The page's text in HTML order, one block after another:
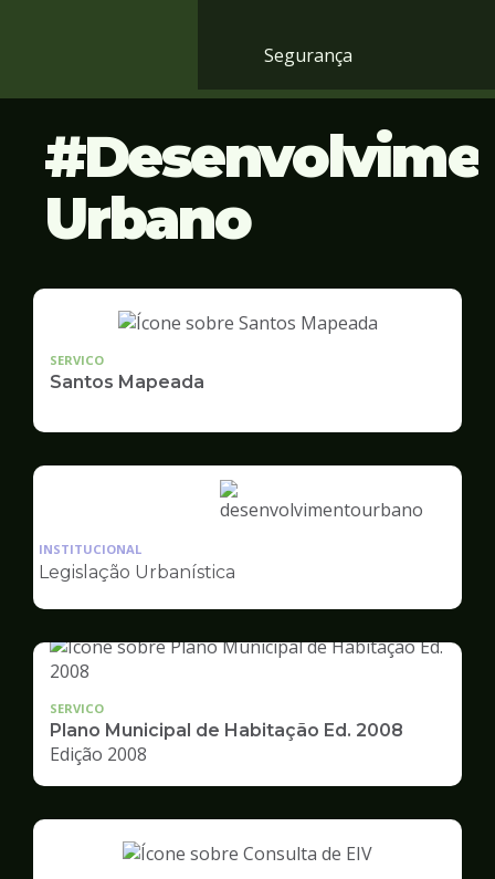
Segurança
Urbano
SERVICO
Santos Mapeada
Ilustração
Desenvolvimento
Urbano
INSTITUCIONAL
Legislação Urbanística
SERVICO
Plano Municipal de Habitação Ed. 2008
Edição 2008